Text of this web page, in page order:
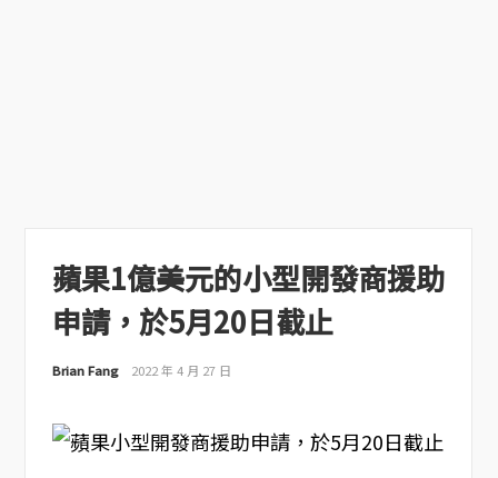
蘋果1億美元的小型開發商援助
申請，於5月20日截止
Brian Fang 2022 年 4 月 27 日